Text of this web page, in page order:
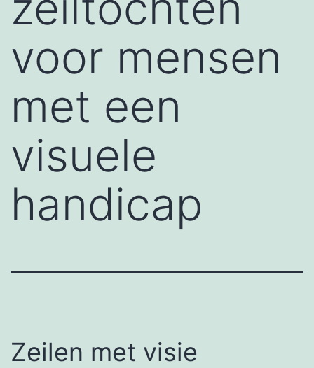
voor mensen
met een
visuele
handicap
Zeilen met visie